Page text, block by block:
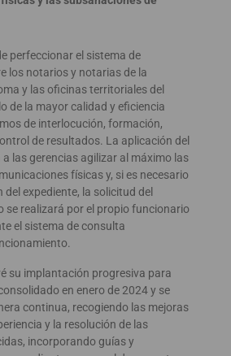
perfeccionar el sistema de
los notarios y notarias de la
y las oficinas territoriales del
de la mayor calidad y eficiencia
de interlocución, formación,
de resultados. La aplicación del
las gerencias agilizar al máximo las
físicas y, si es necesario
expediente, la solicitud del
se realizará por el propio funcionario
el sistema de consulta
su implantación progresiva para
en enero de 2024 y se
continua, recogiendo las mejoras
y la resolución de las
incorporando guías y